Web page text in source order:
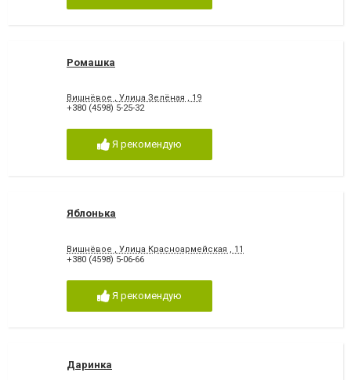
Ромашка
Вишнёвое , Улица Зелёная , 19
+380 (4598) 5-25-32
Я рекомендую
Яблонька
Вишнёвое , Улица Красноармейская , 11
+380 (4598) 5-06-66
Я рекомендую
Даринка